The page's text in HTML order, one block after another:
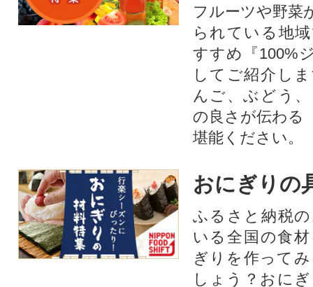
フルーツや野菜
られている地
すすめ『100%
してご紹介し
んご、ぶどう
の良さが伝わる
堪能ください。
おにぎりの
ふるさと納税
いる全国の食
ぎりを作って
しょう？おに